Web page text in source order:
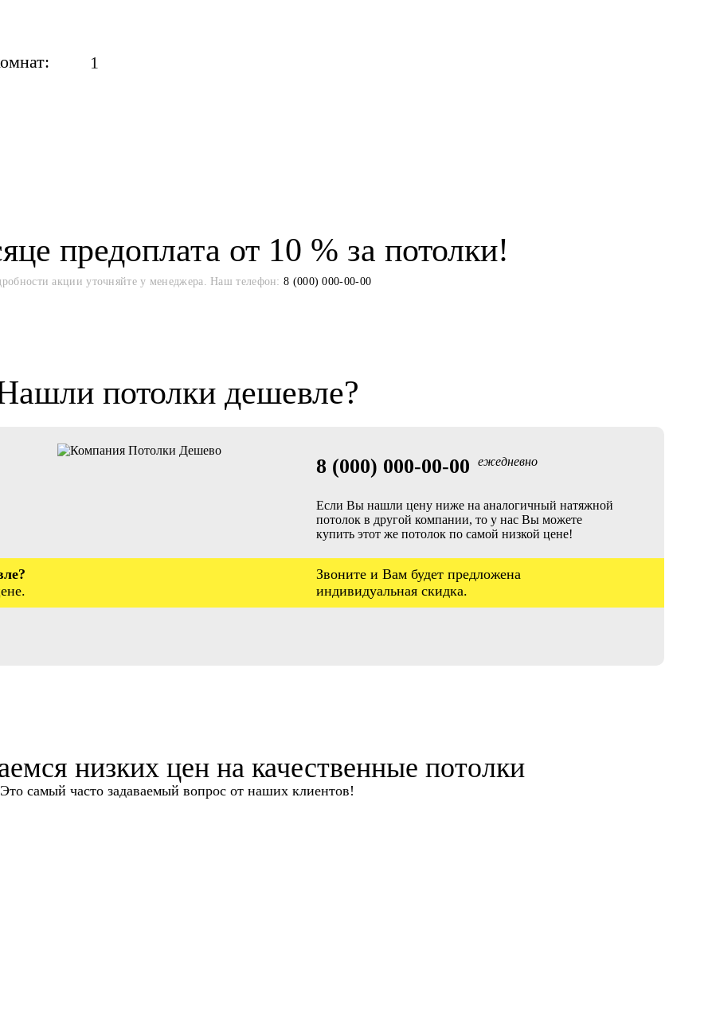
предоплата от 10 % за потолки!
акции уточняйте у менеджера. Наш телефон:8 (000) 000-00-00
потолки дешевле?
8 (000) 000-00-00 ежедневно
Если Вы нашли цену ниже на аналогичный натяжной
потолок в другой компании, то у нас Вы можете
купить этот же потолок по самой низкой цене!
Звоните и Вам будет предложена
индивидуальная скидка.
низких цен на качественные потолки
Это самый часто задаваемый вопрос от наших клиентов!